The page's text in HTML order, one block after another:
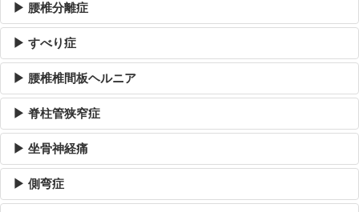
▶ 腰椎分離症
▶ すべり症
▶ 腰椎椎間板ヘルニア
▶ 脊柱管狭窄症
▶ 坐骨神経痛
▶ 側弯症